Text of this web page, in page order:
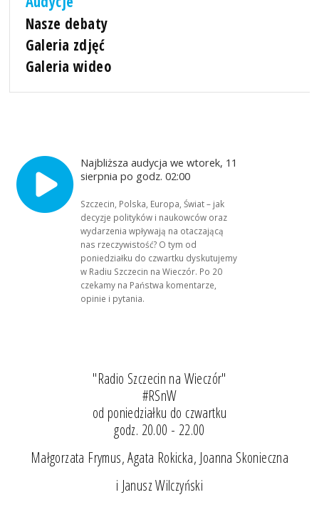
Nasze debaty
Galeria zdjęć
Galeria wideo
Najbliższa audycja we wtorek, 11
sierpnia po godz. 02:00
Szczecin, Polska, Europa, Świat – jak
decyzje polityków i naukowców oraz
wydarzenia wpływają na otaczającą
nas rzeczywistość? O tym od
poniedziałku do czwartku dyskutujemy
w Radiu Szczecin na Wieczór. Po 20
czekamy na Państwa komentarze,
opinie i pytania.
"Radio Szczecin na Wieczór"
#RSnW
od poniedziałku do czwartku
godz. 20.00 - 22.00
Małgorzata Frymus, Agata Rokicka, Joanna Skonieczna
i Janusz Wilczyński